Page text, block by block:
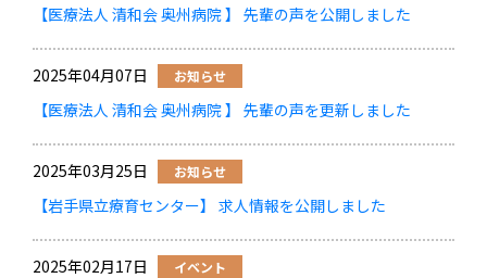
【医療法人 清和会 奥州病院 】 先輩の声を公開しました
2025年04月07日 お知らせ
【医療法人 清和会 奥州病院 】 先輩の声を更新しました
2025年03月25日 お知らせ
【岩手県立療育センター】 求人情報を公開しました
2025年02月17日 イベント